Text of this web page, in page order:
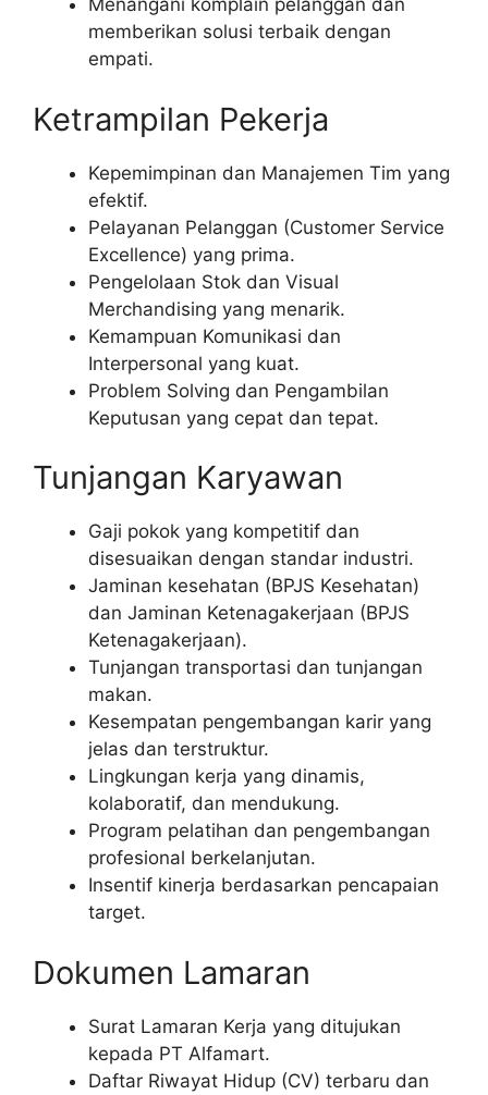
Menangani komplain pelanggan dan
memberikan solusi terbaik dengan
empati.
Ketrampilan Pekerja
Kepemimpinan dan Manajemen Tim yang
efektif.
Pelayanan Pelanggan (Customer Service
Excellence) yang prima.
Pengelolaan Stok dan Visual
Merchandising yang menarik.
Kemampuan Komunikasi dan
Interpersonal yang kuat.
Problem Solving dan Pengambilan
Keputusan yang cepat dan tepat.
Tunjangan Karyawan
Gaji pokok yang kompetitif dan
disesuaikan dengan standar industri.
Jaminan kesehatan (BPJS Kesehatan)
dan Jaminan Ketenagakerjaan (BPJS
Ketenagakerjaan).
Tunjangan transportasi dan tunjangan
makan.
Kesempatan pengembangan karir yang
jelas dan terstruktur.
Lingkungan kerja yang dinamis,
kolaboratif, dan mendukung.
Program pelatihan dan pengembangan
profesional berkelanjutan.
Insentif kinerja berdasarkan pencapaian
target.
Dokumen Lamaran
Surat Lamaran Kerja yang ditujukan
kepada PT Alfamart.
Daftar Riwayat Hidup (CV) terbaru dan